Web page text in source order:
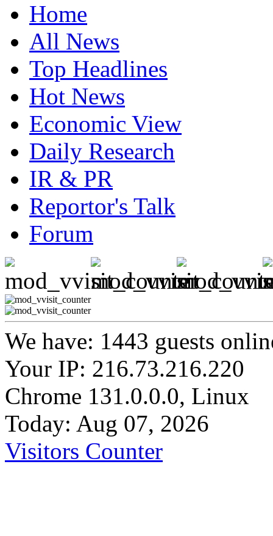
Home
All News
Top Headlines
Hot News
Economic View
Daily Research
IR & PR
Reportor's Talk
Forum
We have: 1443 guests
Your IP: 216.73.216.220
Chrome 131.0.0.0, Linux
Today: Aug 07, 2026
Visitors Counter